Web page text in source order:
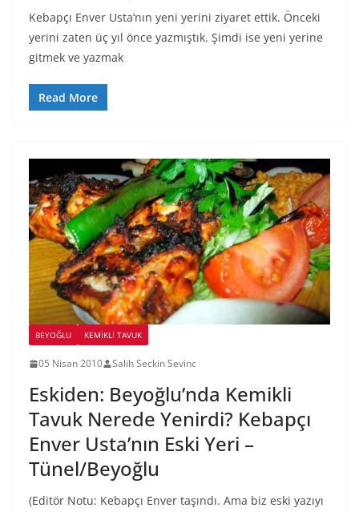
Kebapçı Enver Usta‘nın yeni yerini ziyaret ettik. Önceki
yerini zaten üç yıl önce yazmıştık. Şimdi ise yeni yerine
gitmek ve yazmak
Read More
BEYOĞLU KEMIKLI TAVUK
05 Nisan 2010 Salih Seckin Sevinc
Eskiden: Beyoğlu’nda Kemikli
Tavuk Nerede Yenirdi? Kebapçı
Enver Usta’nın Eski Yeri –
Tünel/Beyoğlu
(Editör Notu: Kebapçı Enver taşındı. Ama biz eski yazıyı